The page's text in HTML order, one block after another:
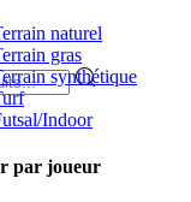
naturel
gras
synthétique
Indoor
par joueur